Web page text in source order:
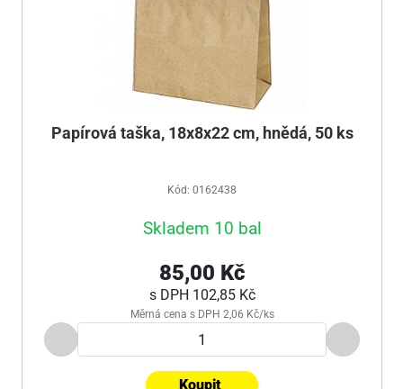
Papírová taška, 18x8x22 cm, hnědá, 50 ks
Kód: 0162438
Skladem 10 bal
85,00 Kč
s DPH 102,85 Kč
Měrná cena s DPH 2,06 Kč/ks
Koupit